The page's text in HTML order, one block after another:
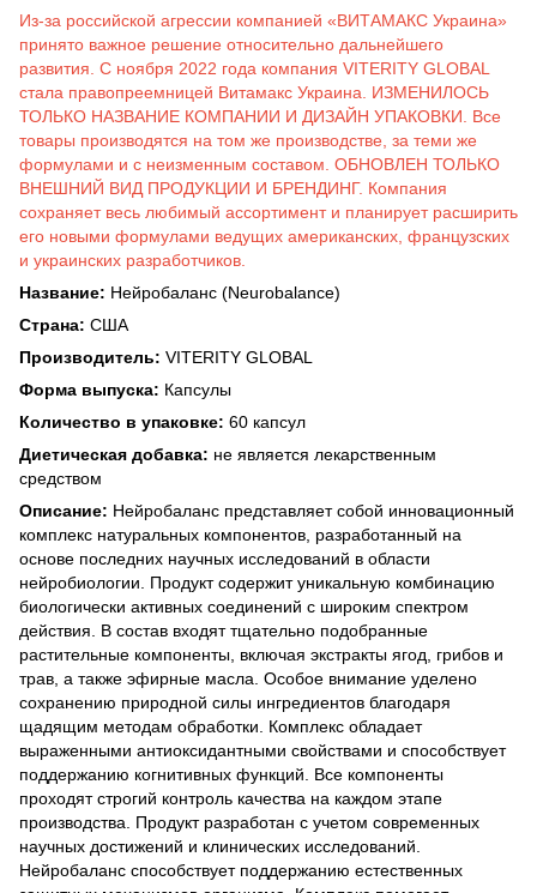
Из-за российской агрессии компанией «ВИТАМАКС Украина»
принято важное решение относительно дальнейшего
развития. С ноября 2022 года компания VITERITY GLOBAL
стала правопреемницей Витамакс Украина. ИЗМЕНИЛОСЬ
ТОЛЬКО НАЗВАНИЕ КОМПАНИИ И ДИЗАЙН УПАКОВКИ. Все
товары производятся на том же производстве, за теми же
формулами и с неизменным составом. ОБНОВЛЕН ТОЛЬКО
ВНЕШНИЙ ВИД ПРОДУКЦИИ И БРЕНДИНГ. Компания
сохраняет весь любимый ассортимент и планирует расширить
его новыми формулами ведущих американских, французских
и украинских разработчиков.
Название: Нейробаланс (Neurobalance)
Страна: США
Производитель: VITERITY GLOBAL
Форма выпуска: Капсулы
Количество в упаковке: 60 капсул
Диетическая добавка: не является лекарственным
средством
Описание: Нейробаланс представляет собой инновационный
комплекс натуральных компонентов, разработанный на
основе последних научных исследований в области
нейробиологии. Продукт содержит уникальную комбинацию
биологически активных соединений с широким спектром
действия. В состав входят тщательно подобранные
растительные компоненты, включая экстракты ягод, грибов и
трав, а также эфирные масла. Особое внимание уделено
сохранению природной силы ингредиентов благодаря
щадящим методам обработки. Комплекс обладает
выраженными антиоксидантными свойствами и способствует
поддержанию когнитивных функций. Все компоненты
проходят строгий контроль качества на каждом этапе
производства. Продукт разработан с учетом современных
научных достижений и клинических исследований.
Нейробаланс способствует поддержанию естественных